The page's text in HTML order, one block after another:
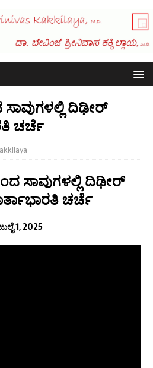
ದಿಢೀರ್
ಚರ್ಚೆ
ಸಾವುಗಳಲ್ಲಿ ದಿಢೀರ್
ಚರ್ಚೆ
1, 2025